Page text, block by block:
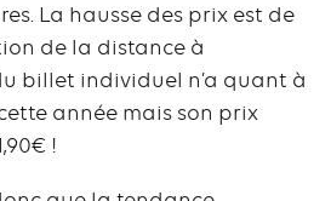
La hausse des prix est de
de la distance à
billet individuel n’a quant à
année mais son prix
!